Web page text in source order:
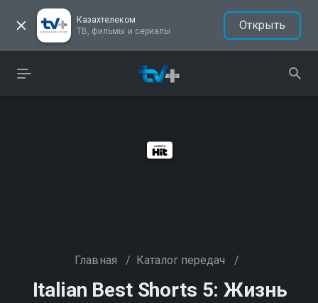
Казахтелеком
ТВ, фильмы и сериалы
Открыть
Главная / Каталог передач /
Italian Best Shorts 5: Жизнь